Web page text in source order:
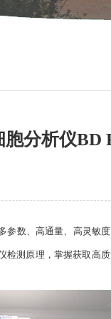
分析仪BD
参数、高通量、高灵敏
检测原理，掌握获取高